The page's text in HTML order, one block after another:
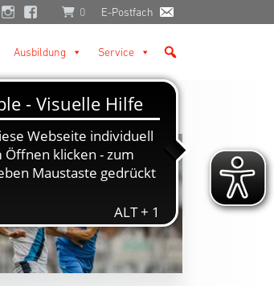
0 E-Postfach
Ausbildung Service